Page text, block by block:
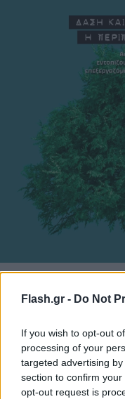
Flash.gr - Do Not
If you wish to opt-out
processing of your
targeted advertising
section to confirm
opt-out request is
Κατά τη διάρκεια
Πάρνωνα, οι
στο δασικό τοπίο
αναγκαίες δράσεις
ανθεκτικότητας